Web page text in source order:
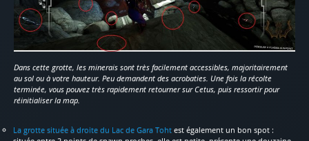
Dans cette grotte, les minerais sont très facilement accessibles, majoritairement
au sol ou à votre hauteur. Peu demandent des acrobaties. Une fois la récolte
terminée, vous pouvez très rapidement retourner sur Cetus, puis ressortir pour
réinitialiser la map.
La grotte située à droite du Lac de Gara Toht est également un bon spot :